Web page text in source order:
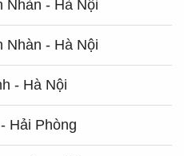
Nhàn - Hà Nội
Nhàn - Hà Nội
- Hà Nội
Hải Phòng